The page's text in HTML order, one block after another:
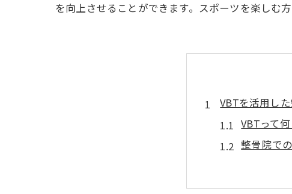
を向上させることができます。スポーツを楽しむ
VBTを活用し
VBTって
整骨院で
スポーツ
整骨院で